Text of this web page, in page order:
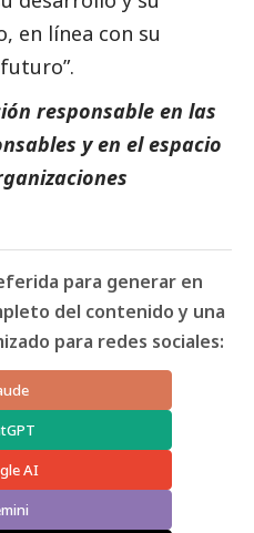
en línea con su
responsable en las
y en el espacio
para generar en
del contenido y una
para redes sociales:
AI